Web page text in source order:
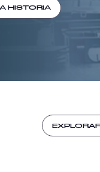
HISTORIA